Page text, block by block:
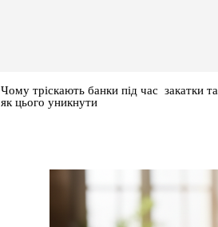
Чому тріскають банки під час закатки та
як цього уникнути